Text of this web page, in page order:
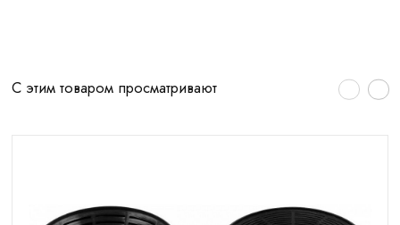
С этим товаром просматривают